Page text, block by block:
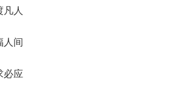
人
人间
必应